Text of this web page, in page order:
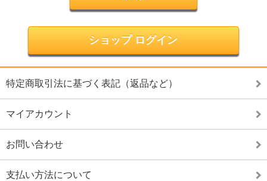
ショップ ログイン
特定商取引法に基づく表記（返品など）
マイアカウント
お問い合わせ
支払い方法について